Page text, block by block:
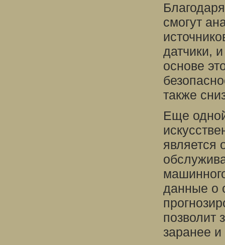
смогут
датчики,
основе
также
Еще
является
данные о
позволит
заранее